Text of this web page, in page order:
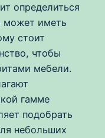
определиться
может иметь
стоит
чтобы
мебели.
гамме
подобрать
небольших